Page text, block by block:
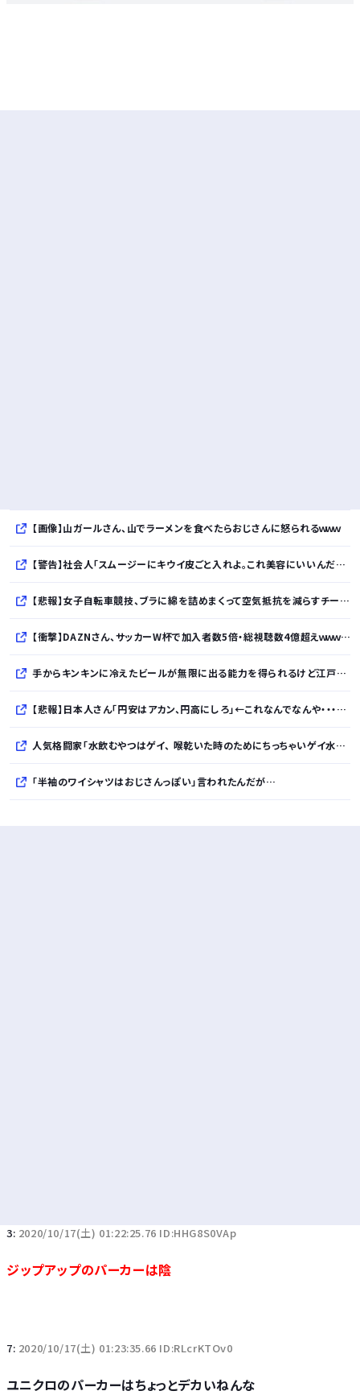
【画像】山ガールさん、山でラーメンを食べたらおじさんに怒られるｗｗｗ
【警告】社会人「スムージーにキウイ皮ごと入れよ。これ美容にいいんだよね〜」→ 結果…
【悲報】女子自転車競技、ブラに綿を詰めまくって空気抵抗を減らすチート技が発覚ｗｗｗ
【衝撃】DAZNさん、サッカーW杯で加入者数5倍・総視聴数4億超えｗｗｗｗｗｗｗｗｗｗ
手からキンキンに冷えたビールが無限に出る能力を得られるけど江戸時代に飛ばされるボタン
【悲報】日本人さん「円安はアカン、円高にしろ」←これなんでなんや・・・・・・・・・
人気格闘家「水飲むやつはゲイ、 喉乾いた時のためにちっちゃいゲイ水筒持ち歩くとか。」
「半袖のワイシャツはおじさんっぽい」言われたんだが…
3: 2020/10/17(土) 01:22:25.76 ID:HHG8S0VAp
ジップアップのパーカーは陰
7: 2020/10/17(土) 01:23:35.66 ID:RLcrKTOv0
ユニクロのパーカーはちょっとデカいねんな